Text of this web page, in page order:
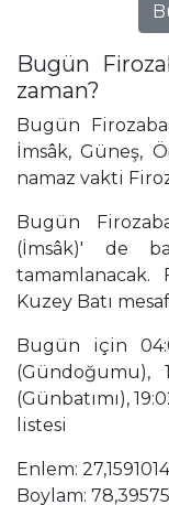
Bugün
zaman?
Bugün
İmsâk, Güneş,
namaz vakti
Bugün
(İmsâk)' de
tamamlanacak.
Kuzey Batı
Bugün için
(Gündoğumu),
(Günbatımı),
listesi
Enlem:
Boylam: